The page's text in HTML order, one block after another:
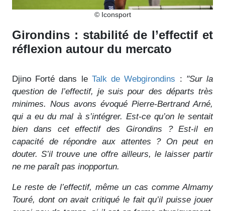
© Iconsport
Girondins : stabilité de l’effectif et
réflexion autour du mercato
Djino Forté dans le Talk de Webgirondins : "Sur la
question de l’effectif, je suis pour des départs très
minimes. Nous avons évoqué Pierre-Bertrand Arné,
qui a eu du mal à s’intégrer. Est-ce qu’on le sentait
bien dans cet effectif des Girondins ? Est-il en
capacité de répondre aux attentes ? On peut en
douter. S’il trouve une offre ailleurs, le laisser partir
ne me paraît pas inopportun.
Le reste de l’effectif, même un cas comme Almamy
Touré, dont on avait critiqué le fait qu’il puisse jouer